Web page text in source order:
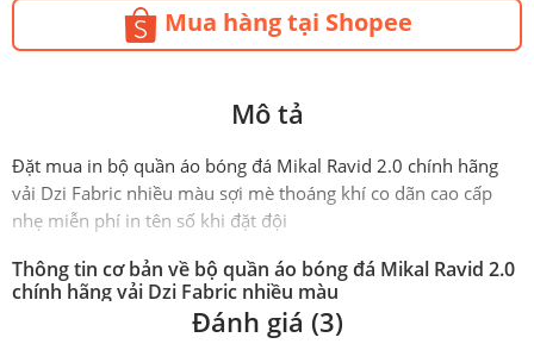
Mua hàng tại Shopee
Mô tả
Đặt mua in bộ quần áo bóng đá Mikal Ravid 2.0 chính hãng
vải Dzi Fabric nhiều màu sợi mè thoáng khí co dãn cao cấp
nhẹ miễn phí in tên số khi đặt đội
Thông tin cơ bản về bộ quần áo bóng đá Mikal Ravid 2.0
chính hãng vải Dzi Fabric nhiều màu
Đánh giá (3)